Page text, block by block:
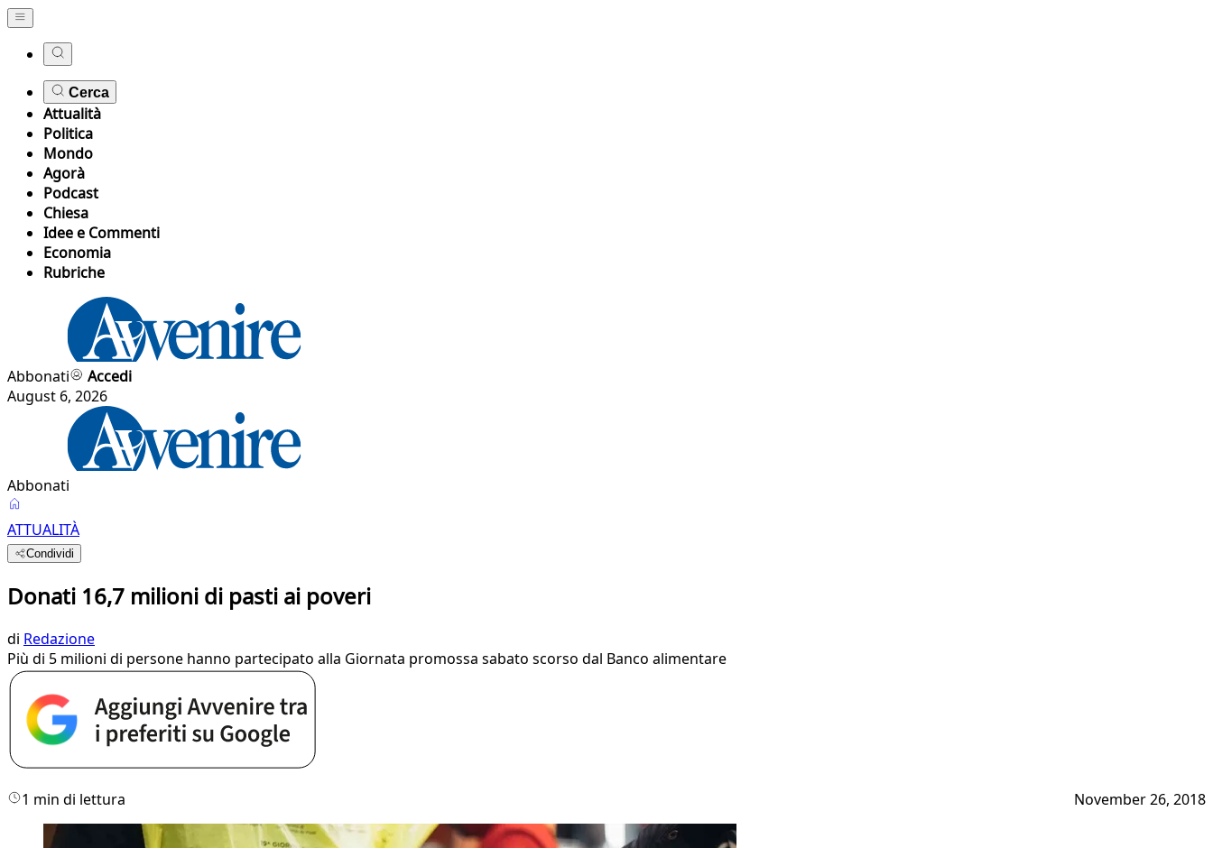
Cerca
Attualità
Politica
Mondo
Agorà
Podcast
Chiesa
Idee e Commenti
Economia
Rubriche
Abbonati
Accedi
August 6, 2026
Abbonati
ATTUALITÀ
Condividi
Donati 16,7 milioni di pasti ai poveri
di Redazione
Più di 5 milioni di persone hanno partecipato alla Giornata promossa sabato scorso dal Banco alimentare
1 min di lettura November 26, 2018